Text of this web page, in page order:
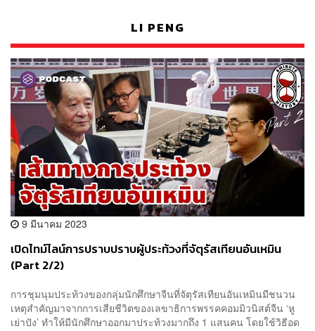
LI PENG
9 มีนาคม 2023
เปิดไทม์ไลน์การปราบปราบผู้ประท้วงที่จัตุรัสเทียนอันเหมิน
(Part 2/2)
การชุมนุมประท้วงของกลุ่มนักศึกษาจีนที่จัตุรัสเทียนอันเหมินมีชนวน
เหตุสำคัญมาจากการเสียชีวิตของเลขาธิการพรรคคอมมิวนิสต์จีน ‘หู
เย่าปัง’ ทำให้มีนักศึกษาออกมาประท้วงมากถึง 1 แสนคน โดยใช้วิธีอด